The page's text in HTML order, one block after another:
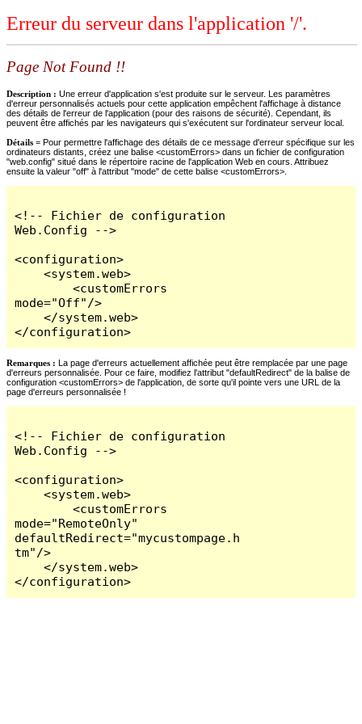
Erreur du serveur dans l'application '/'.
Page Not Found !!
Description : Une erreur d'application s'est produite sur le serveur. Les paramètres
d'erreur personnalisés actuels pour cette application empêchent l'affichage à distance
des détails de l'erreur de l'application (pour des raisons de sécurité). Cependant, ils
peuvent être affichés par les navigateurs qui s'exécutent sur l'ordinateur serveur local.
Détails = Pour permettre l'affichage des détails de ce message d'erreur spécifique sur les
ordinateurs distants, créez une balise <customErrors> dans un fichier de configuration
"web.config" situé dans le répertoire racine de l'application Web en cours. Attribuez
ensuite la valeur "off" à l'attribut "mode" de cette balise <customErrors>.
<!-- Fichier de configuration
Web.Config -->
<configuration>
    <system.web>
        <customErrors
mode="Off"/>
    </system.web>
</configuration>
Remarques : La page d'erreurs actuellement affichée peut être remplacée par une page
d'erreurs personnalisée. Pour ce faire, modifiez l'attribut "defaultRedirect" de la balise de
configuration <customErrors> de l'application, de sorte qu'il pointe vers une URL de la
page d'erreurs personnalisée !
<!-- Fichier de configuration
Web.Config -->
<configuration>
    <system.web>
        <customErrors
mode="RemoteOnly"
defaultRedirect="mycustompage.h
tm"/>
    </system.web>
</configuration>